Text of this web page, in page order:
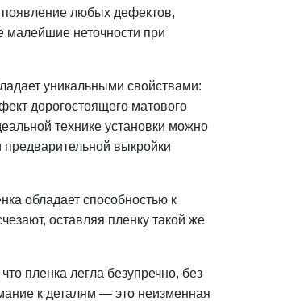
появление любых дефектов,
малейшие неточности при
уникальными свойствами:
дорогостоящего матового
технике установки можно
предварительной выкройки
обладает способностью к
оставляя пленку такой же
пленка легла безупречно, без
к деталям — это неизменная